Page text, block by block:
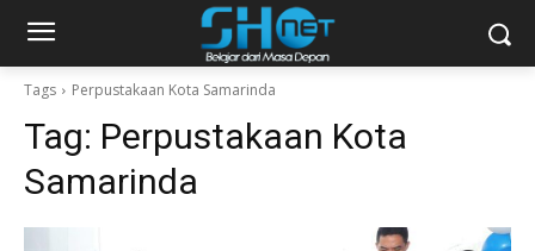
Tags Perpustakaan Kota Samarinda
Tag: Perpustakaan Kota
Samarinda